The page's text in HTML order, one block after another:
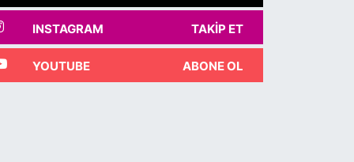
INSTAGRAM TAKIP ET
YOUTUBE ABONE OL